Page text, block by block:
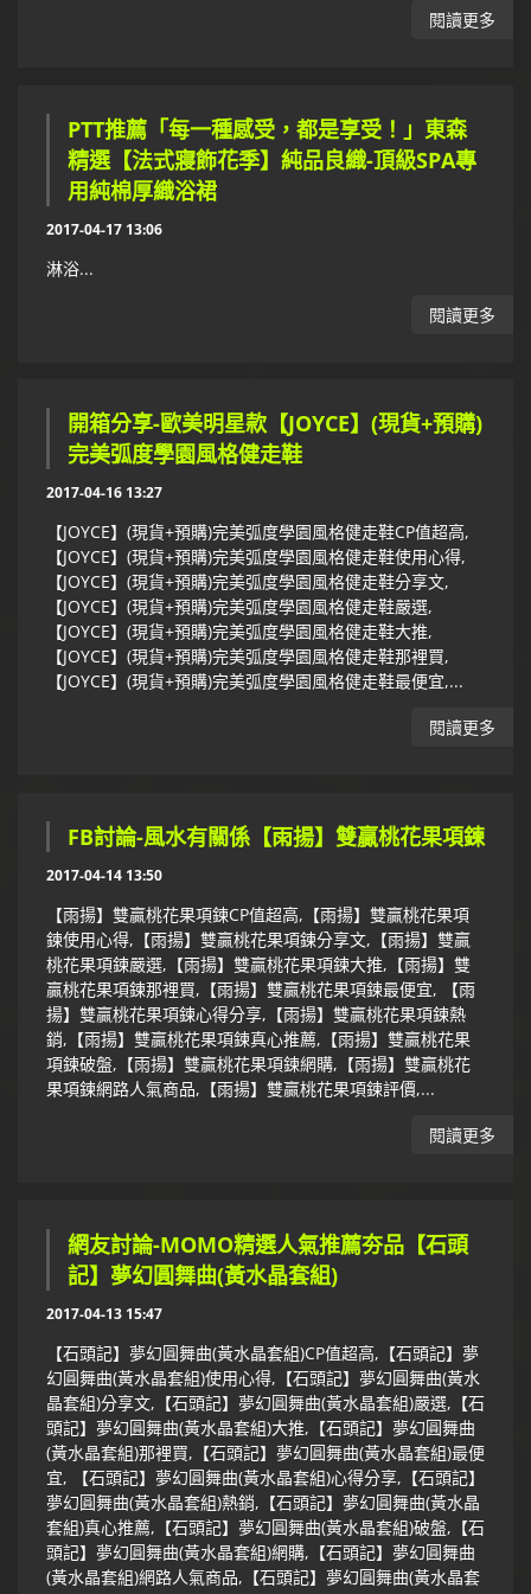
閱讀更多
PTT推薦「每一種感受，都是享受！」東森
精選【法式寢飾花季】純品良織-頂級SPA專
用純棉厚織浴裙
2017-04-17 13:06
淋浴...
閱讀更多
開箱分享-歐美明星款【JOYCE】(現貨+預購)
完美弧度學園風格健走鞋
2017-04-16 13:27
【JOYCE】(現貨+預購)完美弧度學園風格健走鞋CP值超高,
【JOYCE】(現貨+預購)完美弧度學園風格健走鞋使用心得,
【JOYCE】(現貨+預購)完美弧度學園風格健走鞋分享文,
【JOYCE】(現貨+預購)完美弧度學園風格健走鞋嚴選,
【JOYCE】(現貨+預購)完美弧度學園風格健走鞋大推,
【JOYCE】(現貨+預購)完美弧度學園風格健走鞋那裡買,
【JOYCE】(現貨+預購)完美弧度學園風格健走鞋最便宜,...
閱讀更多
FB討論-風水有關係【雨揚】雙贏桃花果項鍊
2017-04-14 13:50
【雨揚】雙贏桃花果項鍊CP值超高,【雨揚】雙贏桃花果項
鍊使用心得,【雨揚】雙贏桃花果項鍊分享文,【雨揚】雙贏
桃花果項鍊嚴選,【雨揚】雙贏桃花果項鍊大推,【雨揚】雙
贏桃花果項鍊那裡買,【雨揚】雙贏桃花果項鍊最便宜, 【雨
揚】雙贏桃花果項鍊心得分享,【雨揚】雙贏桃花果項鍊熱
銷,【雨揚】雙贏桃花果項鍊真心推薦,【雨揚】雙贏桃花果
項鍊破盤,【雨揚】雙贏桃花果項鍊網購,【雨揚】雙贏桃花
果項鍊網路人氣商品,【雨揚】雙贏桃花果項鍊評價,...
閱讀更多
網友討論-MOMO精選人氣推薦夯品【石頭
記】夢幻圓舞曲(黃水晶套組)
2017-04-13 15:47
【石頭記】夢幻圓舞曲(黃水晶套組)CP值超高,【石頭記】夢
幻圓舞曲(黃水晶套組)使用心得,【石頭記】夢幻圓舞曲(黃水
晶套組)分享文,【石頭記】夢幻圓舞曲(黃水晶套組)嚴選,【石
頭記】夢幻圓舞曲(黃水晶套組)大推,【石頭記】夢幻圓舞曲
(黃水晶套組)那裡買,【石頭記】夢幻圓舞曲(黃水晶套組)最便
宜, 【石頭記】夢幻圓舞曲(黃水晶套組)心得分享,【石頭記】
夢幻圓舞曲(黃水晶套組)熱銷,【石頭記】夢幻圓舞曲(黃水晶
套組)真心推薦,【石頭記】夢幻圓舞曲(黃水晶套組)破盤,【石
頭記】夢幻圓舞曲(黃水晶套組)網購,【石頭記】夢幻圓舞曲
(黃水晶套組)網路人氣商品,【石頭記】夢幻圓舞曲(黃水晶套